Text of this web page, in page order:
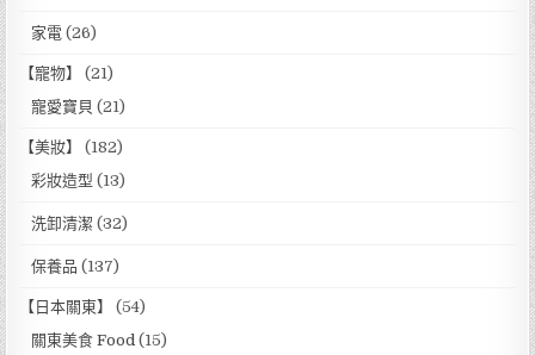
家電 (26)
【寵物】
(21)
寵愛寶貝 (21)
【美妝】
(182)
彩妝造型 (13)
洗卸清潔 (32)
保養品 (137)
【日本關東】
(54)
關東美食 Food (15)